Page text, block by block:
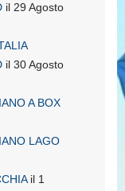
il 29 Agosto
il 30 Agosto
A BOX
LAGO
il 1